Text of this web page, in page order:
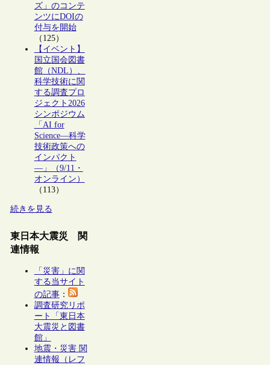
ズ」のコンテ
ンツにDOIの
付与を開始
（125）
【イベント】
国立国会図書
館（NDL）、
科学技術に関
する調査プロ
ジェクト2026
シンポジウム
「AI for
Science―科学
技術政策への
インパクト
―」（9/11・
オンライン）
（113）
続きを見る
東日本大震災 関
連情報
「災害」に関
する当サイト
の記事：
調査研究リポ
ート「東日本
大震災と図書
館」
地震・災害 関
連情報（レフ